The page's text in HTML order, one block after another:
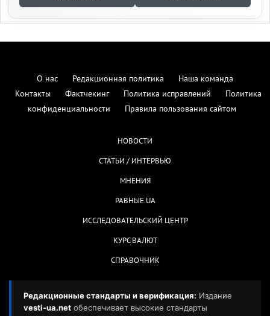
О нас Редакционная политика
Наша команда
Контакты
Фактчекинг Политика исправлений
Политика
конфиденциальности
Правила пользования сайтом
НОВОСТИ
СТАТЬИ / ИНТЕРВЬЮ
МНЕНИЯ
РАВНЫЕ.UA
ИССЛЕДОВАТЕЛЬСКИЙ ЦЕНТР
КУРС ВАЛЮТ
СПРАВОЧНИК
Редакционные стандарты и верификация: Издание
vesti-ua.net обеспечивает высокие стандарты